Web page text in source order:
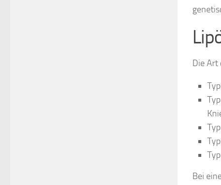
Die Art
Bei